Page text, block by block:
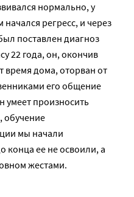
нормально, у
начался регресс, и через
поставлен диагноз
22 года, он, окончив
время дома, оторван от
его общение
умеет произносить
обучение
мы начали
конца ее не освоили, а
жестами.